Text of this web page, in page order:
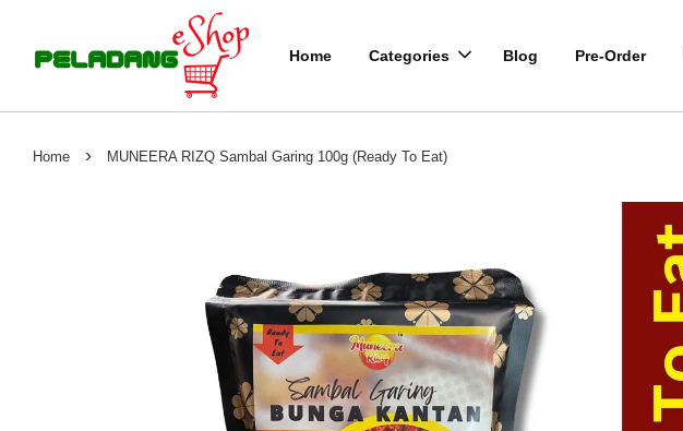
Home Categories Blog Pre-Order
Home › MUNEERA RIZQ Sambal Garing 100g (Ready To Eat)